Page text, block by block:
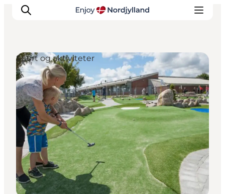
Oplevelser og aktiviteter
Planlæg din tur
Byer og steder
Guides
Det sker
For børn
Sport og aktiviteter